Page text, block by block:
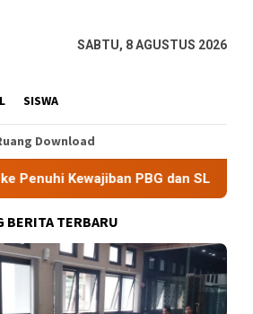
SABTU, 8 AGUSTUS 2026
SISWA
Download
PBG dan SLF BEM
BERITA TERBARU